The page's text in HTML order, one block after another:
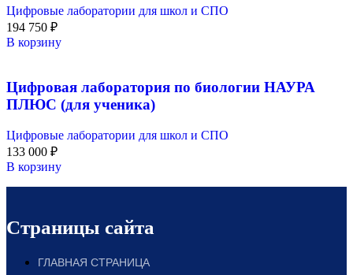
Цифровые лаборатории для школ и СПО
194 750 ₽
В корзину
Цифровая лаборатория по биологии НАУРА
ПЛЮС (для ученика)
Цифровые лаборатории для школ и СПО
133 000 ₽
В корзину
Страницы сайта
ГЛАВНАЯ СТРАНИЦА